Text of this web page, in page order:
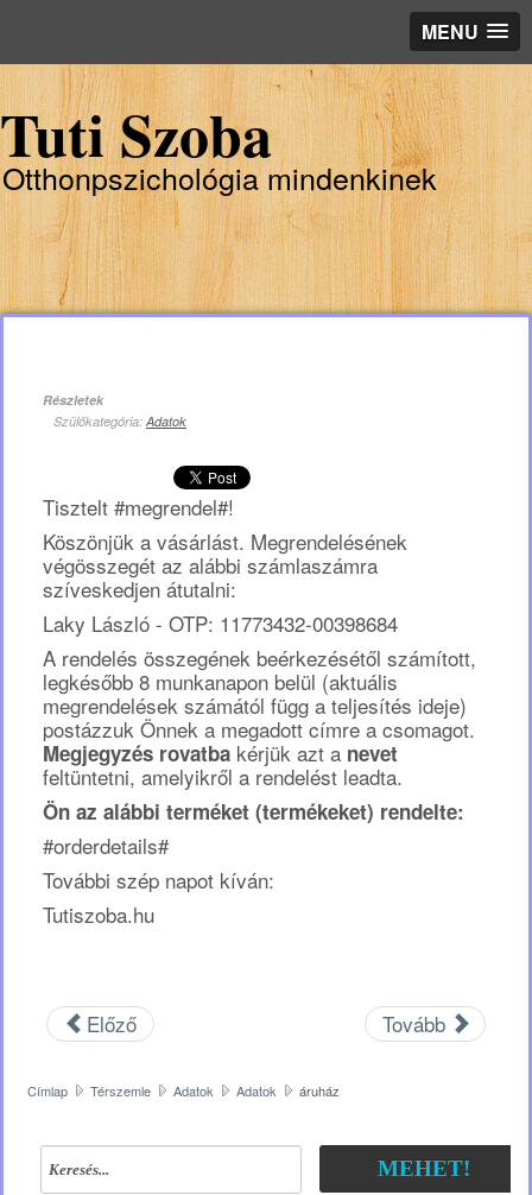
MENU
Tuti Szoba
Otthonpszichológia mindenkinek
Részletek
Szülőkategória: Adatok
Tisztelt #megrendel#!
Köszönjük a vásárlást. Megrendelésének
végösszegét az alábbi számlaszámra
szíveskedjen átutalni:
Laky László - OTP: 11773432-00398684
A rendelés összegének beérkezésétől számított,
legkésőbb 8 munkanapon belül (aktuális
megrendelések számától függ a teljesítés ideje)
postázzuk Önnek a megadott címre a csomagot.
Megjegyzés rovatba kérjük azt a nevet
feltüntetni, amelyikről a rendelést leadta.
Ön az alábbi terméket (termékeket) rendelte:
#orderdetails#
További szép napot kíván:
Tutiszoba.hu
Előző Tovább
Címlap Térszemle Adatok Adatok áruház
MEHET!